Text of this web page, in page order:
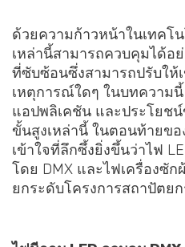
ด้วยความก้าวหน้าในเทคโ
เหล่านี้สามารถควบคุมได้อ
ที่ซับซ้อนซึ่งสามารถปรับให้
เหตุการณ์ใดๆ ในบทความ
แอปพลิเคชัน และประโยช
ขั้นสูงเหล่านี้ ในตอนท้ายข
เข้าใจที่ลึกซึ้งยิ่งขึ้นว่าไฟ
โดย DMX และไฟเครื่องซั
ยกระดับโครงการสถาปัตย